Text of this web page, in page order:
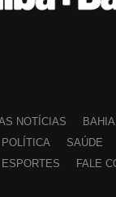
NOTÍCIAS BAHIA
POLÍTICA SAÚDE
ESPORTES
FALE